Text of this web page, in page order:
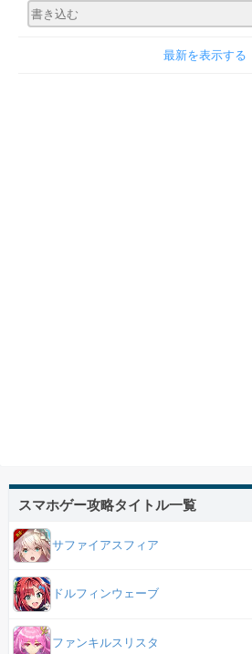
最新を表示する
スマホゲー攻略タイトル一覧
サファイアスフィア
ドルフィンウェーブ
ファンキルスリスタ